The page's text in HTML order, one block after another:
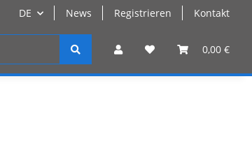
DE News Registrieren Kontakt
0,00 €